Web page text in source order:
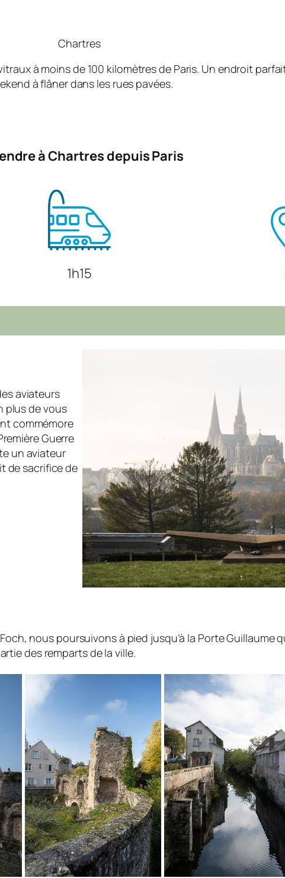
Chartres
à moins de 100 kilomètres de Paris. Un endroit
à flâner dans les rues pavées.
à Chartres depuis Paris
1h15
aviateurs
plus de vous
commémore
Guerre
un aviateur
de sacrifice de
nous poursuivons à pied jusqu’à la Porte Guillaume
des remparts de la ville.